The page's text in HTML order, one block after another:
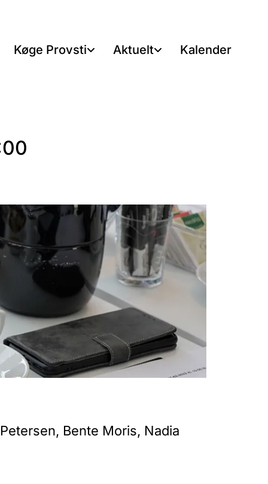
Køge Provsti Aktuelt Kalender
Bente Moris, Nadia